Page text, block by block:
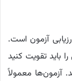
آزمون است.
باید تقویت کنید
آزمون‌ها معمولاً